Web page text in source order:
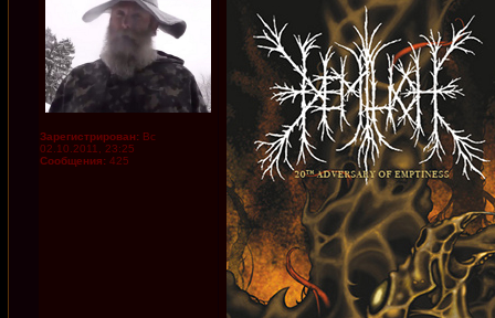
Зарегистрирован: Вс
02.10.2011, 23:25
Сообщения: 425